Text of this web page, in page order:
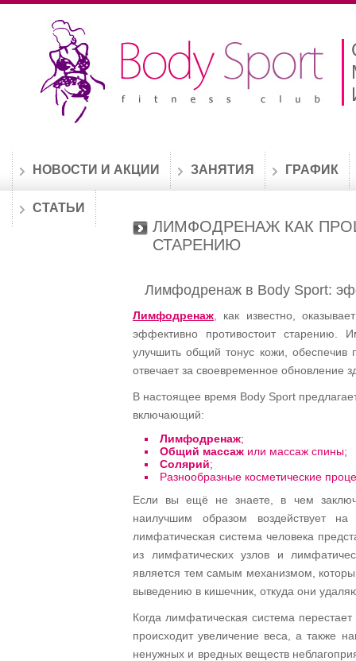
НОВОСТИ И АКЦИИ ЗАНЯТИЯ ГРАФИК
СТАТЬИ
ЛИМФОДРЕНАЖ КАК
СТАРЕНИЮ
Лимфодренаж в Body Sport:
Лимфодренаж , как известно,
эффективно противостоит старению.
улучшить общий тонус кожи,
отвечает за своевременное обновление
В настоящее время Body Sport
включающий:
Лимфодренаж;
Общий массаж или массаж спины;
Солярий;
Разнообразные косметические
Если вы ещё не знаете, в чем
наилучшим образом воздействует
лимфатическая система человека
из лимфатических узлов и
является тем самым механизмом,
выведению в кишечник, откуда они
Когда лимфатическая система
происходит увеличение веса, а также
ненужных и вредных веществ